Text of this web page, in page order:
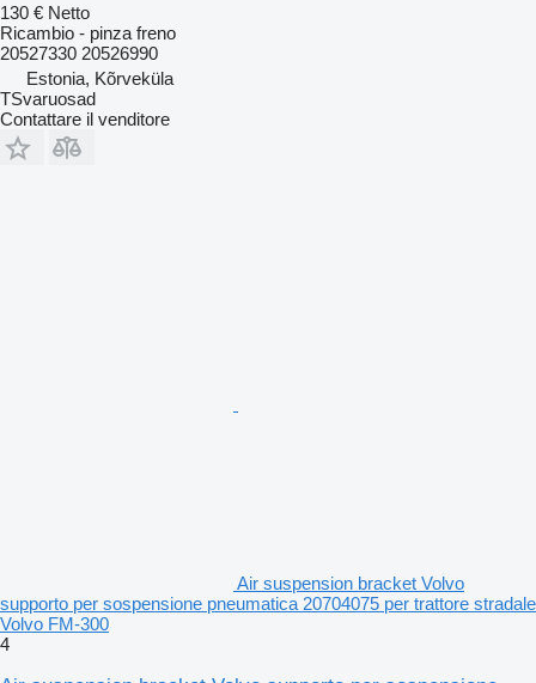
130 € Netto
Ricambio - pinza freno
20527330 20526990
Estonia, Kõrveküla
TSvaruosad
Contattare il venditore
Air suspension bracket Volvo
supporto per sospensione pneumatica 20704075 per trattore stradale
Volvo FM-300
4